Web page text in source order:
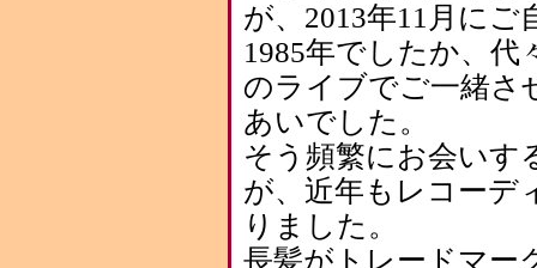
が、2013年11月に
1985年でしたか、
のライブでご一緒さ
あいでした。
そう頻繁にお会いす
が、近年もレコーデ
りました。
長髪がトレードマー